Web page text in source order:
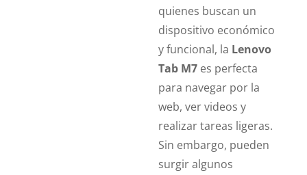
quienes buscan un
dispositivo económico
y funcional, la Lenovo
Tab M7 es perfecta
para navegar por la
web, ver videos y
realizar tareas ligeras.
Sin embargo, pueden
surgir algunos